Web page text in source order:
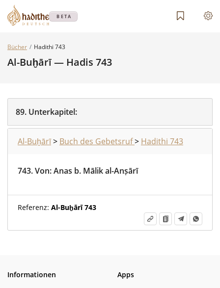
BETA
Bücher Hadithi 743
Al-Buḫārī — Hadis 743
89. Unterkapitel:
Al-Buḫārī> Buch des Gebetsruf> Hadithi 743
743.Von:Anas b. Mālik al-Anṣārī
Referenz: Al-Buḫārī 743
Informationen
Apps